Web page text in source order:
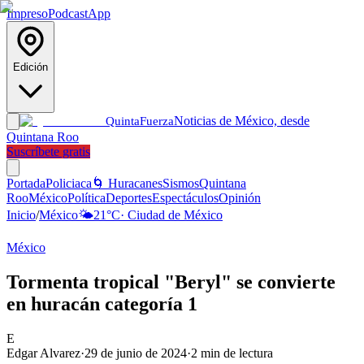
ImpresoPodcastApp
Edición
QuintaFuerzaNoticias de México, desde
Quintana Roo
Suscríbete gratis
PortadaPoliciaca 🌀 HuracanesSismosQuintana
RooMéxicoPolíticaDeportesEspectáculosOpinión
Inicio/México🌤️21°C· Ciudad de México
México
Tormenta tropical "Beryl" se convierte
en huracán categoría 1
E
Edgar Alvarez·29 de junio de 2024·2 min de lectura